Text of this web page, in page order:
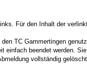
Für den Inhalt der
TC Gammertingen
beendet werden.
vollständig